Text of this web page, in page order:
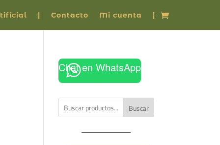
| Contacto Mi cuenta |
Chat en WhatsApp
Buscar